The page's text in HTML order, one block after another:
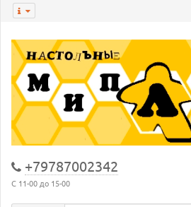
+79787002342
С 11-00 до 15-00